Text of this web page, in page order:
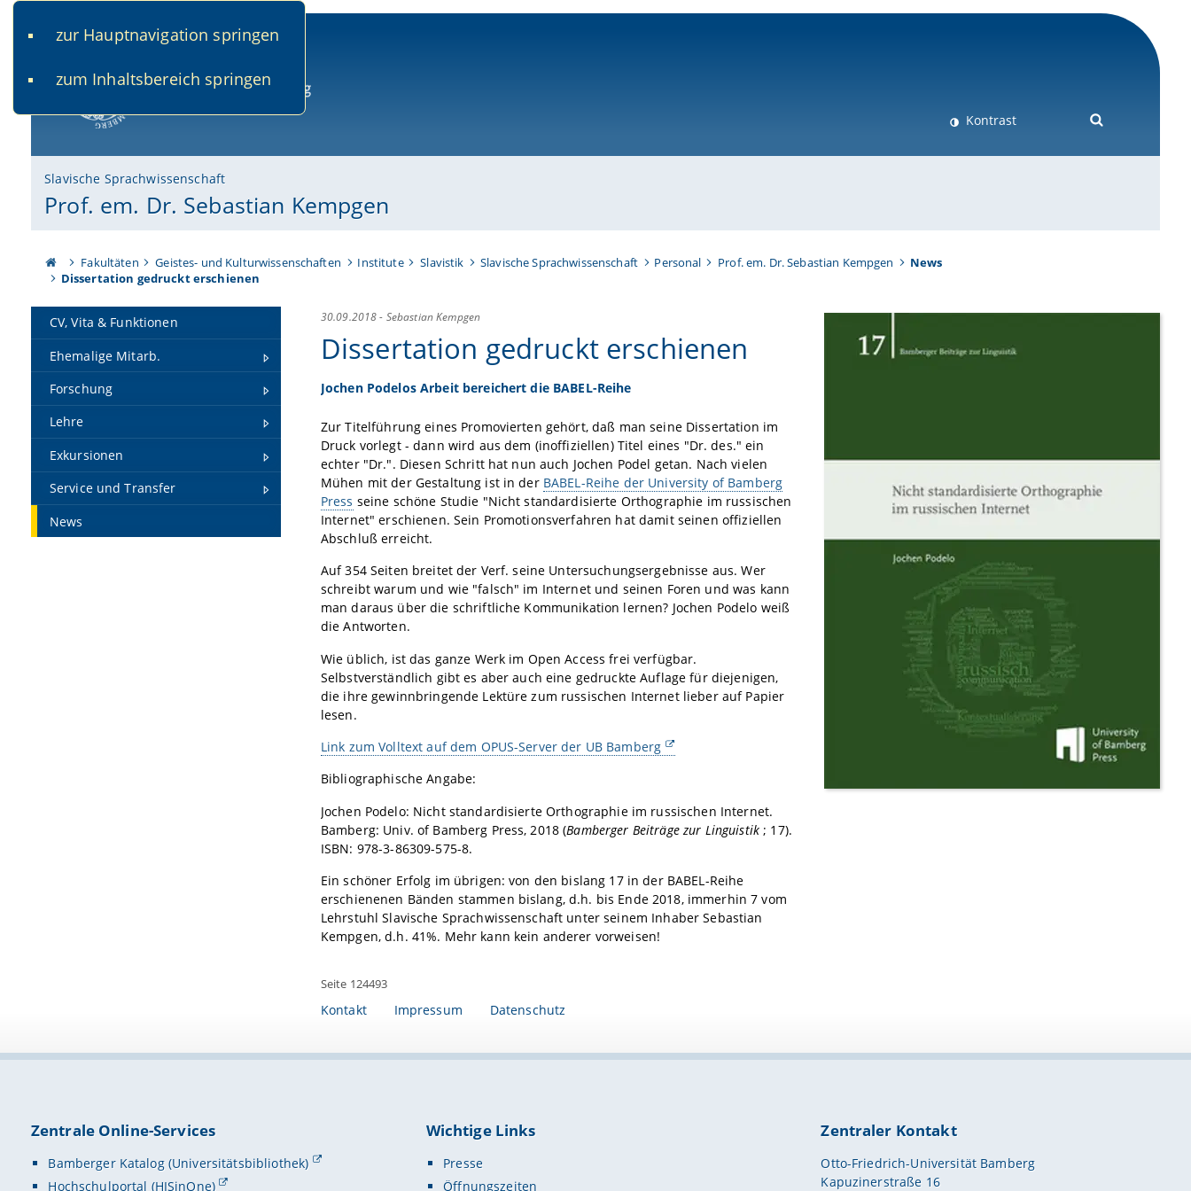
zur Hauptnavigation springen
zum Inhaltsbereich springen
Kontrast
Slavische Sprachwissenschaft
Prof. em. Dr. Sebastian Kempgen
Fakultäten Geistes- und Kulturwissenschaften Institute Slavistik Slavische Sprachwissenschaft Personal Prof. em. Dr. Sebastian Kempgen
News
Dissertation gedruckt erschienen
CV, Vita & Funktionen
Ehemalige Mitarb.
Forschung
Lehre
Exkursionen
Service und Transfer
News
30.09.2018- Sebastian Kempgen
Dissertation gedruckt erschienen
Jochen Podelos Arbeit bereichert die BABEL-Reihe
Zur Titelführung eines Promovierten gehört, daß man seine Dissertation im
Druck vorlegt - dann wird aus dem (inoffiziellen) Titel eines "Dr. des." ein
echter "Dr.". Diesen Schritt hat nun auch Jochen Podel getan. Nach vielen
Mühen mit der Gestaltung ist in der BABEL-Reihe der University of Bamberg
Press seine schöne Studie "Nicht standardisierte Orthographie im russischen
Internet" erschienen. Sein Promotionsverfahren hat damit seinen offiziellen
Abschluß erreicht.
Auf 354 Seiten breitet der Verf. seine Untersuchungsergebnisse aus. Wer
schreibt warum und wie "falsch" im Internet und seinen Foren und was kann
man daraus über die schriftliche Kommunikation lernen? Jochen Podelo weiß
die Antworten.
Wie üblich, ist das ganze Werk im Open Access frei verfügbar.
Selbstverständlich gibt es aber auch eine gedruckte Auflage für diejenigen,
die ihre gewinnbringende Lektüre zum russischen Internet lieber auf Papier
lesen.
Link zum Volltext auf dem OPUS-Server der UB Bamberg
Bibliographische Angabe:
Jochen Podelo: Nicht standardisierte Orthographie im russischen Internet.
Bamberg: Univ. of Bamberg Press, 2018 (Bamberger Beiträge zur Linguistik; 17).
ISBN: 978-3-86309-575-8.
Ein schöner Erfolg im übrigen: von den bislang 17 in der BABEL-Reihe
erschienenen Bänden stammen bislang, d.h. bis Ende 2018, immerhin 7 vom
Lehrstuhl Slavische Sprachwissenschaft unter seinem Inhaber Sebastian
Kempgen, d.h. 41%. Mehr kann kein anderer vorweisen!
Seite 124493
Kontakt Impressum Datenschutz
Zentrale Online-Services
Bamberger Katalog (Universitätsbibliothek)
Hochschulportal (HISinOne)
Wichtige Links
Presse
Öffnungszeiten
Zentraler Kontakt
Otto-Friedrich-Universität Bamberg
Kapuzinerstraße 16